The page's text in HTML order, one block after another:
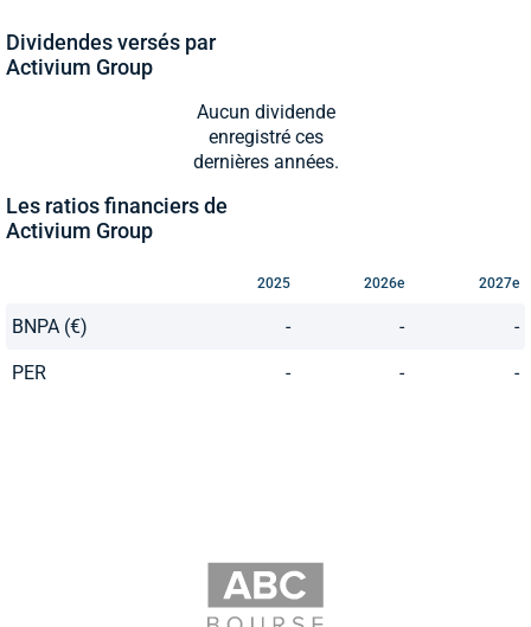
Dividendes versés par
Activium Group
Aucun dividende
enregistré ces
dernières années.
Les ratios financiers de
Activium Group
2025 2026e 2027e
BNPA (€) - - -
PER - - -